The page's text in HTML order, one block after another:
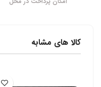
کالا های مشابه